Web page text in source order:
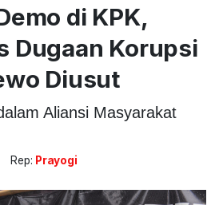
di KPK,
Dugaan Korupsi
Diusut
Aliansi Masyarakat
Rep: Prayogi